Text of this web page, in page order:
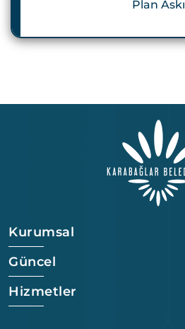
Plan Askı
Kurumsal
Güncel
Hizmetler